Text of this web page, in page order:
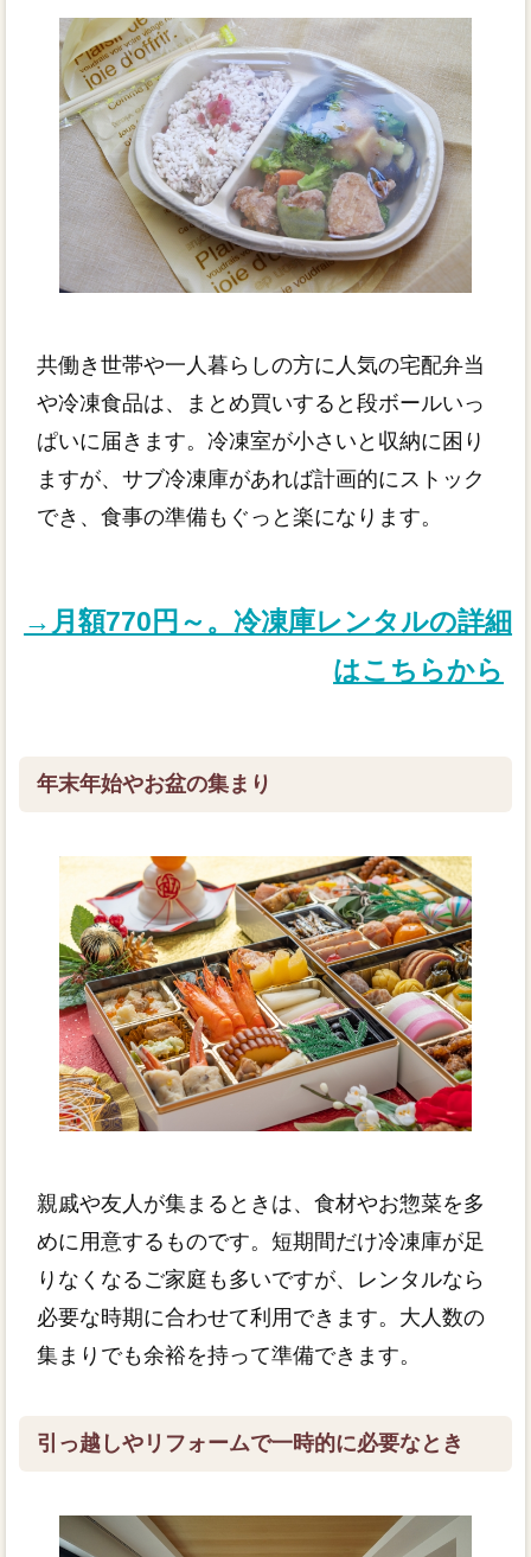
共働き世帯や一人暮らしの方に人気の宅配弁当
や冷凍食品は、まとめ買いすると段ボールいっ
ぱいに届きます。冷凍室が小さいと収納に困り
ますが、サブ冷凍庫があれば計画的にストック
でき、食事の準備もぐっと楽になります。
→月額770円～。冷凍庫レンタルの詳細
はこちらから
年末年始やお盆の集まり
親戚や友人が集まるときは、食材やお惣菜を多
めに用意するものです。短期間だけ冷凍庫が足
りなくなるご家庭も多いですが、レンタルなら
必要な時期に合わせて利用できます。大人数の
集まりでも余裕を持って準備できます。
引っ越しやリフォームで一時的に必要なとき